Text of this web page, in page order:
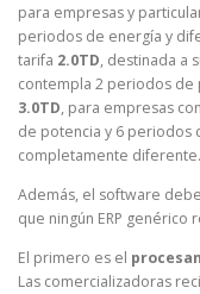
para empresas y
periodos de energía y
tarifa 2.0TD, destinada a
contempla 2 periodos de
3.0TD, para empresas
de potencia y 6 periodos
completamente diferente.
Además, el software
que ningún ERP genérico
El primero es el
Las comercializadoras